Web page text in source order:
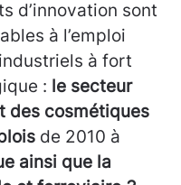
d’innovation sont
à l’emploi
à fort
: le secteur
des cosmétiques
de 2010 à
ainsi que la